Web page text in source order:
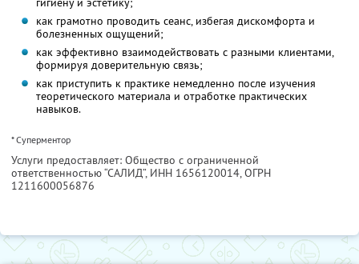
как грамотно проводить сеанс, избегая дискомфорта и
болезненных ощущений;
как эффективно взаимодействовать с разными клиентами,
формируя доверительную связь;
как приступить к практике немедленно после изучения
теоретического материала и отработке практических
навыков.
* Суперментор
Услуги предоставляет: Общество с ограниченной
ответственностью “САЛИД”, ИНН 1656120014, ОГРН
1211600056876